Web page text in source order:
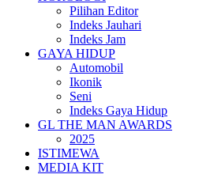
Pilihan Editor
Indeks Jauhari
Indeks Jam
GAYA HIDUP
Automobil
Ikonik
Seni
Indeks Gaya Hidup
GL THE MAN AWARDS
2025
ISTIMEWA
MEDIA KIT